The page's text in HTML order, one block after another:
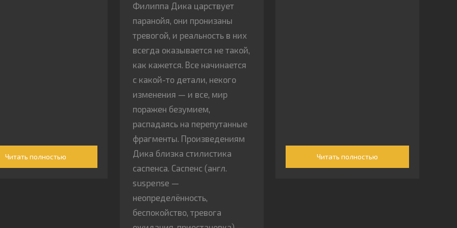
Читать полностью
Филиппа Дика царствует
паранойя, они пронизаны
тревогой, и реальность в них
всегда оказывается не такой,
как кажется. Все начинается
с какой-то детали, некого
изменения — и все, мир
поражен безумием,
распадаясь на перепутанные
фрагменты. Произведениям
Дика близка стилистика
саспенса. Саспенс (англ.
suspense —
неопределённость,
беспокойство, тревога
Читать полностью